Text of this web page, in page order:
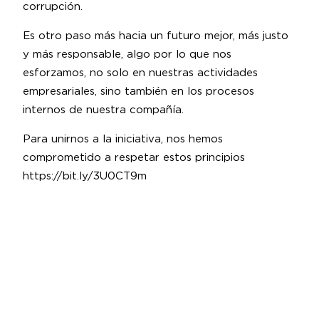
corrupción.
Es otro paso más hacia un futuro mejor, más justo
y más responsable, algo por lo que nos
esforzamos, no solo en nuestras actividades
empresariales, sino también en los procesos
internos de nuestra compañía.
Para unirnos a la iniciativa, nos hemos
comprometido a respetar estos principios
https://bit.ly/3U0CT9m